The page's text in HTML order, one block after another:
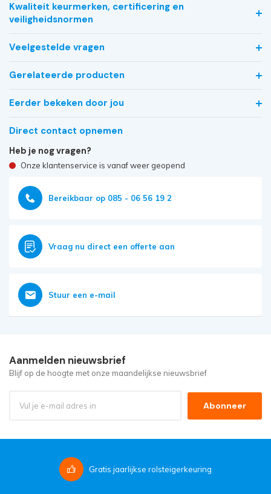
Kwaliteit keurmerken, certificering en
veiligheidsnormen
Veelgestelde vragen
Gerelateerde producten
Eerder bekeken door jou
Direct contact opnemen
Heb je nog vragen?
Onze klantenservice is vanaf weer geopend
Bereikbaar op 085 - 06 56 19 2
Vraag nu direct een offerte aan
Stuur een e-mail
Aanmelden nieuwsbrief
Blijf op de hoogte met onze maandelijkse nieuwsbrief
Abonneer
Gratis jaarlijkse rolsteigerkeuring